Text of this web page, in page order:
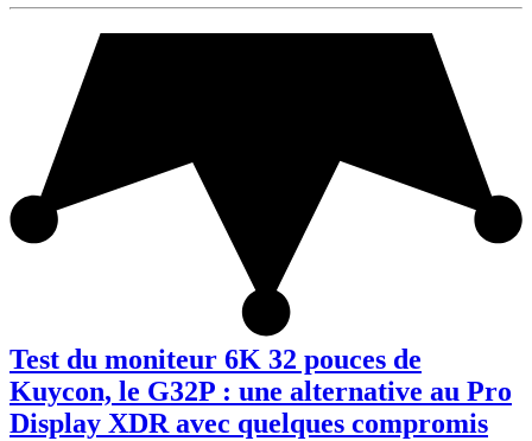
Test du moniteur 6K 32 pouces de
Kuycon, le G32P : une alternative au Pro
Display XDR avec quelques compromis